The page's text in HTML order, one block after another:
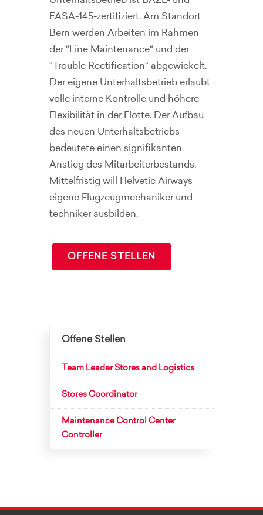
EASA-145-zertifiziert. Am Standort
Bern werden Arbeiten im Rahmen
der “Line Maintenance“ und der
“Trouble Rectification“ abgewickelt.
Der eigene Unterhaltsbetrieb erlaubt
volle interne Kontrolle und höhere
Flexibilität in der Flotte. Der Aufbau
des neuen Unterhaltsbetriebs
bedeutete einen signifikanten
Anstieg des Mitarbeiterbestands.
Mittelfristig will Helvetic Airways
eigene Flugzeugmechaniker und -
techniker ausbilden.
OFFENE STELLEN
Offene Stellen
Team Leader Stores and Logistics
Stores Coordinator
Maintenance Control Center
Controller